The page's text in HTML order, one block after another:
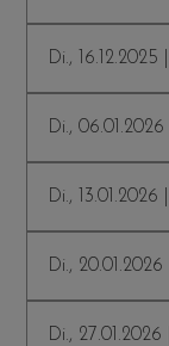
Di.,
Di.,
Di.,
Di.,
Di.,